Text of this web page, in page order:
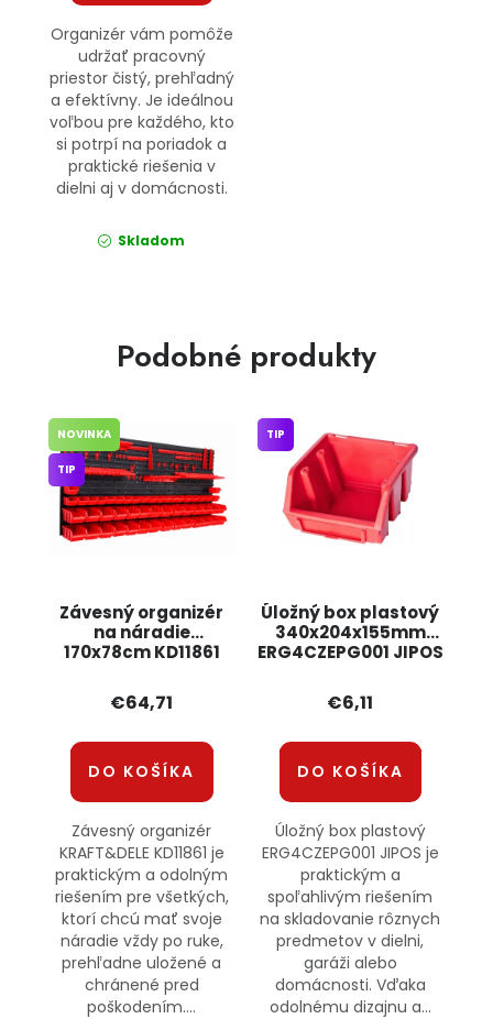
Organizér vám pomôže
udržať pracovný
priestor čistý, prehľadný
a efektívny. Je ideálnou
voľbou pre každého, kto
si potrpí na poriadok a
praktické riešenia v
dielni aj v domácnosti.
Skladom
Podobné produkty
Závesný organizér
na náradie
170x78cm KD11861
NOVINKA
TIP
€64,71
DO KOŠÍKA
Závesný organizér
KRAFT&DELE KD11861 je
praktickým a odolným
riešením pre všetkých,
ktorí chcú mať svoje
náradie vždy po ruke,
prehľadne uložené a
chránené pred
poškodením....
Úložný box plastový
340x204x155mm
ERG4CZEPG001 JIPOS
TIP
€6,11
DO KOŠÍKA
Úložný box plastový
ERG4CZEPG001 JIPOS je
praktickým a
spoľahlivým riešením
na skladovanie rôznych
predmetov v dielni,
garáži alebo
domácnosti. Vďaka
odolnému dizajnu a...